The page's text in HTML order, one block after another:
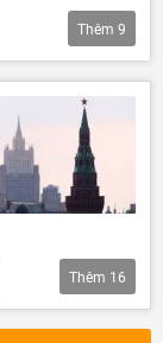
Thêm 9
Thêm 16